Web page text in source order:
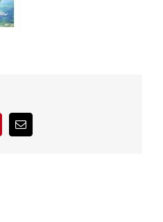
PinterestCorreo
electrónico